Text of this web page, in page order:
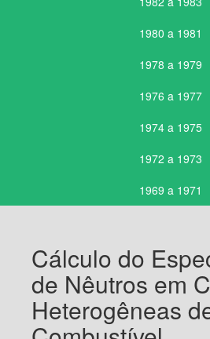
1980 a 1981
1978 a 1979
1976 a 1977
1974 a 1975
1972 a 1973
1969 a 1971
Cálculo do
de Nêutros em
Heterogêneas